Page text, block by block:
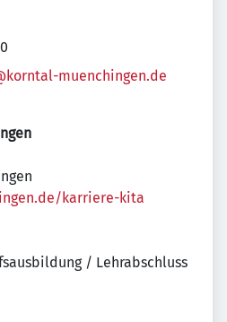
muenchingen.de
karriere-kita
/ Lehrabschluss